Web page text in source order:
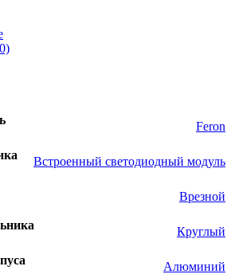
Feron
Встроенный светодиодный модуль
Врезной
Круглый
Алюминий